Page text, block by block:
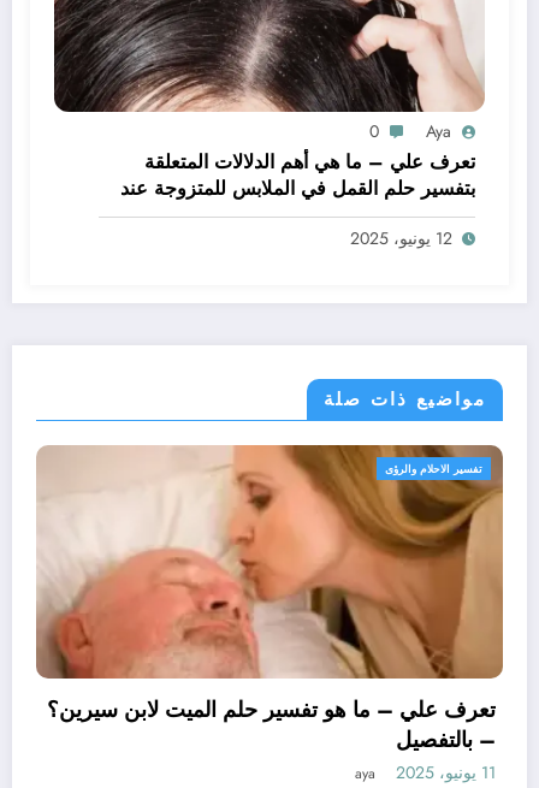
Aya
0
تعرف علي – ما هي أهم الدلالات المتعلقة
بتفسير حلم القمل في الملابس للمتزوجة عند
ابن سيرين؟ – بالتفصيل
12 يونيو، 2025
مواضيع ذات صلة
تعرف علي –